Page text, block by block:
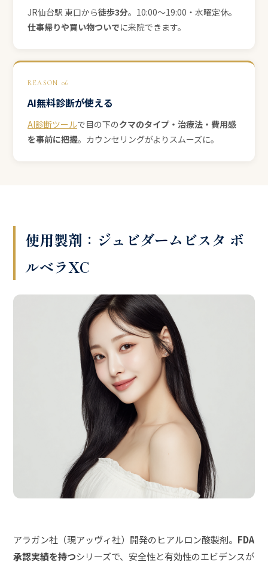
JR仙台駅 東口から徒歩3分。10:00〜19:00・水曜定休。
仕事帰りや買い物ついでに来院できます。
REASON 06
AI無料診断が使える
AI診断ツールで目の下のクマのタイプ・治療法・費用感
を事前に把握。カウンセリングがよりスムーズに。
使用製剤：ジュビダームビスタ ボ
ルベラXC
アラガン社（現アッヴィ社）開発のヒアルロン酸製剤。 FDA
承認実績を持つシリーズで、安全性と有効性のエビデンスが